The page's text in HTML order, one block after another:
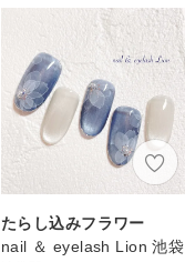
たらし込みフラワー
nail ＆ eyelash Lion 池袋